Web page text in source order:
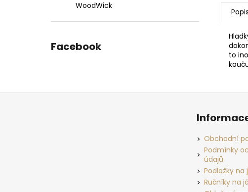
WoodWick
Facebook
Popis
to
Z
Obchodní
Podmínky
údajů
Podložky na
Ručníky na